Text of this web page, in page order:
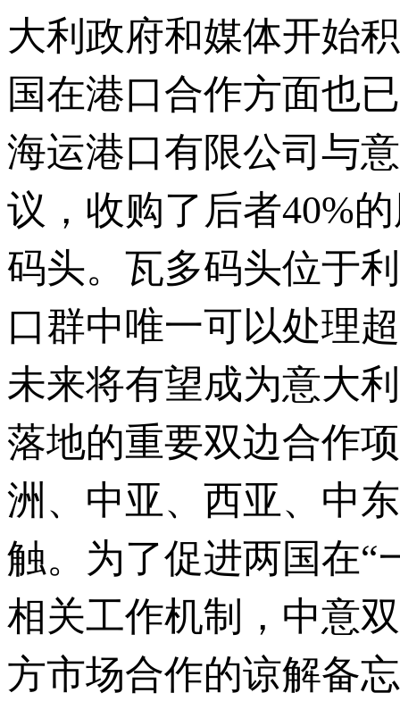
大利政府和媒体开始
国在港口合作方面也
海运港口有限公司与
议，收购了后者40%
码头。瓦多码头位于
口群中唯一可以处理
未来将有望成为意大
落地的重要双边合作
洲、中亚、西亚、中
触。为了促进两国在“
相关工作机制，中意
方市场合作的谅解备